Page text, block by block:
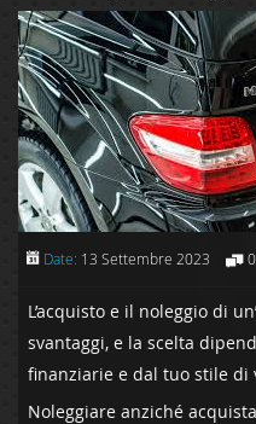
Date: 13 Settembre 2023 0
L’acquisto e il noleggio di
svantaggi, e la scelta
finanziarie e dal tuo stile di
Noleggiare anziché